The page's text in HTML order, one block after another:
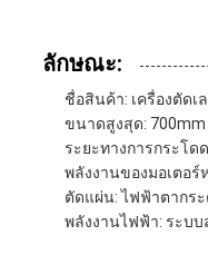
ลักษณะ:
ชื่อสินค้า: เครื่องตัดเ
ขนาดสูงสุด:
ระยะทางการกระโด
พลังงานของมอเตอร์
ตัดแผ่น: ไฟฟ้าตากร
พลังงานไฟฟ้า: ระบบ